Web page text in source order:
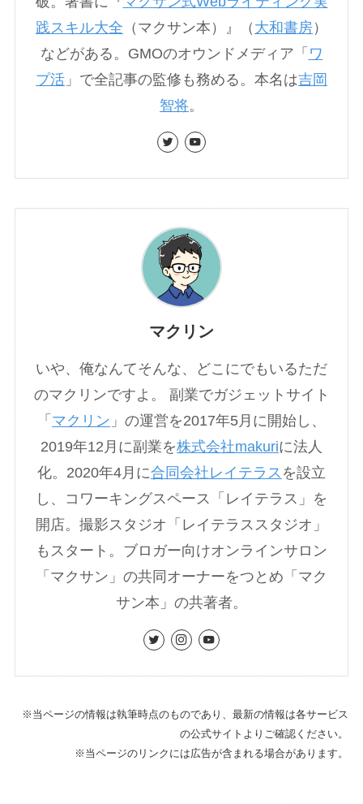
践スキル大全 （マクサン本）』（ 大和書房）
などがある。GMOのオウンドメディア「 ワ
プ活 」で全記事の監修も務める。本名は吉岡
智将。
マクリン
いや、俺なんてそんな、どこにでもいるただ
のマクリンですよ。 副業でガジェットサイト
「 マクリン 」の運営を2017年5月に開始し、
2019年12月に副業を株式会社makuriに法人
化。2020年4月に合同会社レイテラス を設立
し、コワーキングスペース「レイテラス」を
開店。撮影スタジオ「レイテラススタジオ」
もスタート。ブロガー向けオンラインサロン
「マクサン」の共同オーナーをつとめ「マク
サン本」の共著者。
※当ページの情報は執筆時点のものであり、最新の情報は各サービス
の公式サイトよりご確認ください。
※当ページのリンクには広告が含まれる場合があります。